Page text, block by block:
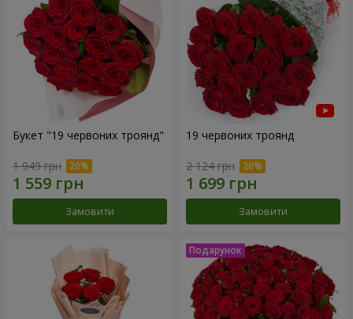
Букет "19 червоних троянд"
1 949 грн
Замовити
19 червоних троянд
2 124 грн
Замовити